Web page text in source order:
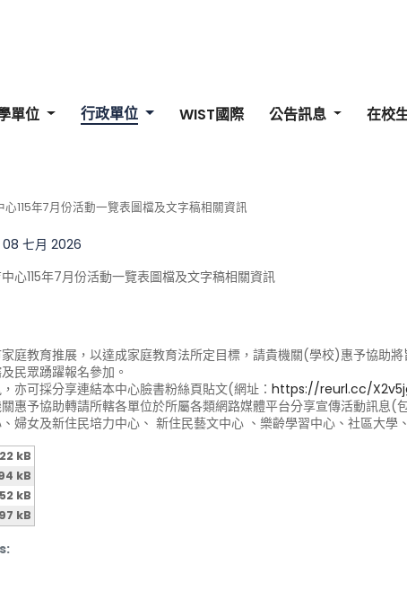
單位 行政單位 WIST國際 公告訊息 在校
115年7月份活動一覽表圖檔及文字稿相關資訊
08 七月 2026
心115年7月份活動一覽表圖檔及文字稿相關資訊
庭教育推展，以達成家庭教育法所定目標，請貴機關(學校)惠予協助
民眾踴躍報名參加。
亦可採分享連結本中心臉書粉絲頁貼文(網址： https://reurl.cc/
惠予協助轉請所轄各單位於所屬各類網路媒體平台分享宣傳活動訊息(
婦女及新住民培力中心、 新住民藝文中心 、樂齡學習中心、社區大學
kB
kB
kB
kB